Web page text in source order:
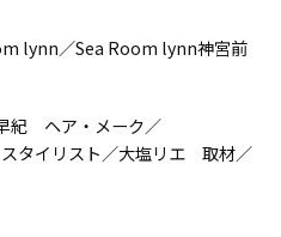
lynn／Sea Room lynn神宮前
紀 ヘア・メーク／
イリスト／大塩リエ 取材／